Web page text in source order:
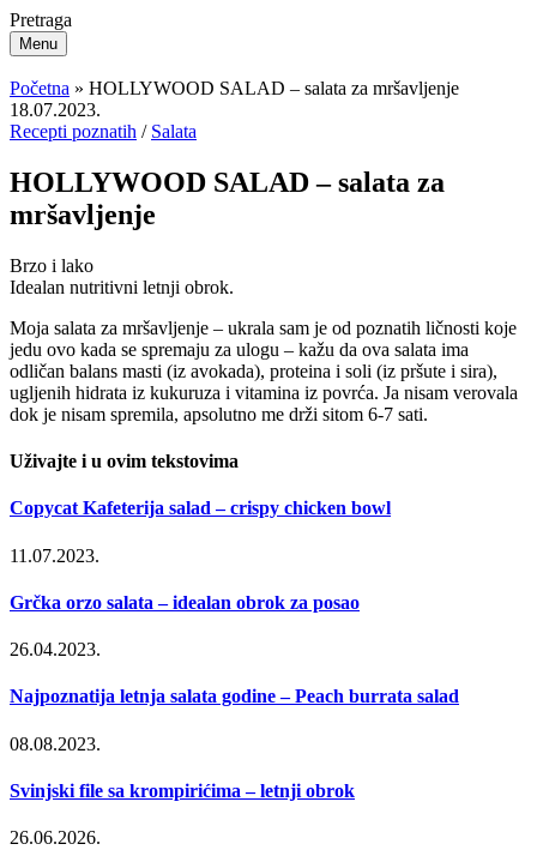
Pretraga
Menu
Početna » HOLLYWOOD SALAD – salata za mršavljenje
18.07.2023.
Recepti poznatih / Salata
HOLLYWOOD SALAD – salata za
mršavljenje
Brzo i lako
Idealan nutritivni letnji obrok.
Moja salata za mršavljenje – ukrala sam je od poznatih ličnosti koje
jedu ovo kada se spremaju za ulogu – kažu da ova salata ima
odličan balans masti (iz avokada), proteina i soli (iz pršute i sira),
ugljenih hidrata iz kukuruza i vitamina iz povrća. Ja nisam verovala
dok je nisam spremila, apsolutno me drži sitom 6-7 sati.
Uživajte i u ovim tekstovima
Copycat Kafeterija salad – crispy chicken bowl
11.07.2023.
Grčka orzo salata – idealan obrok za posao
26.04.2023.
Najpoznatija letnja salata godine – Peach burrata salad
08.08.2023.
Svinjski file sa krompirićima – letnji obrok
26.06.2026.